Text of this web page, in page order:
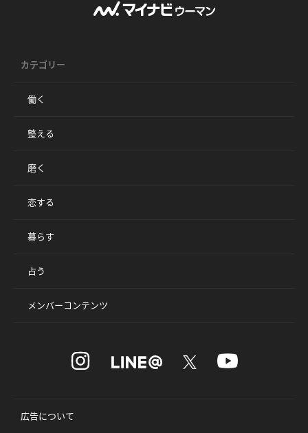
カテゴリー
働く
整える
磨く
恋する
暮らす
占う
メンバーコンテンツ
広告について